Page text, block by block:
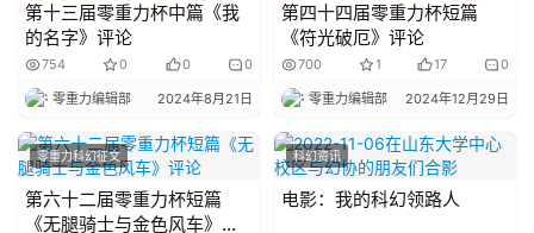
第十三届零重力杯中篇《我
的名字》评论
754 0 0 0
零重力编辑部 2024年8月21日
第四十四届零重力杯短篇
《符光破厄》评论
700 1 17 0
零重力编辑部 2024年12月29日
零重力科幻征文
第六十二届零重力杯短篇
《无腿骑士与金色风车》评
科幻资讯
电影：我的科幻领路人